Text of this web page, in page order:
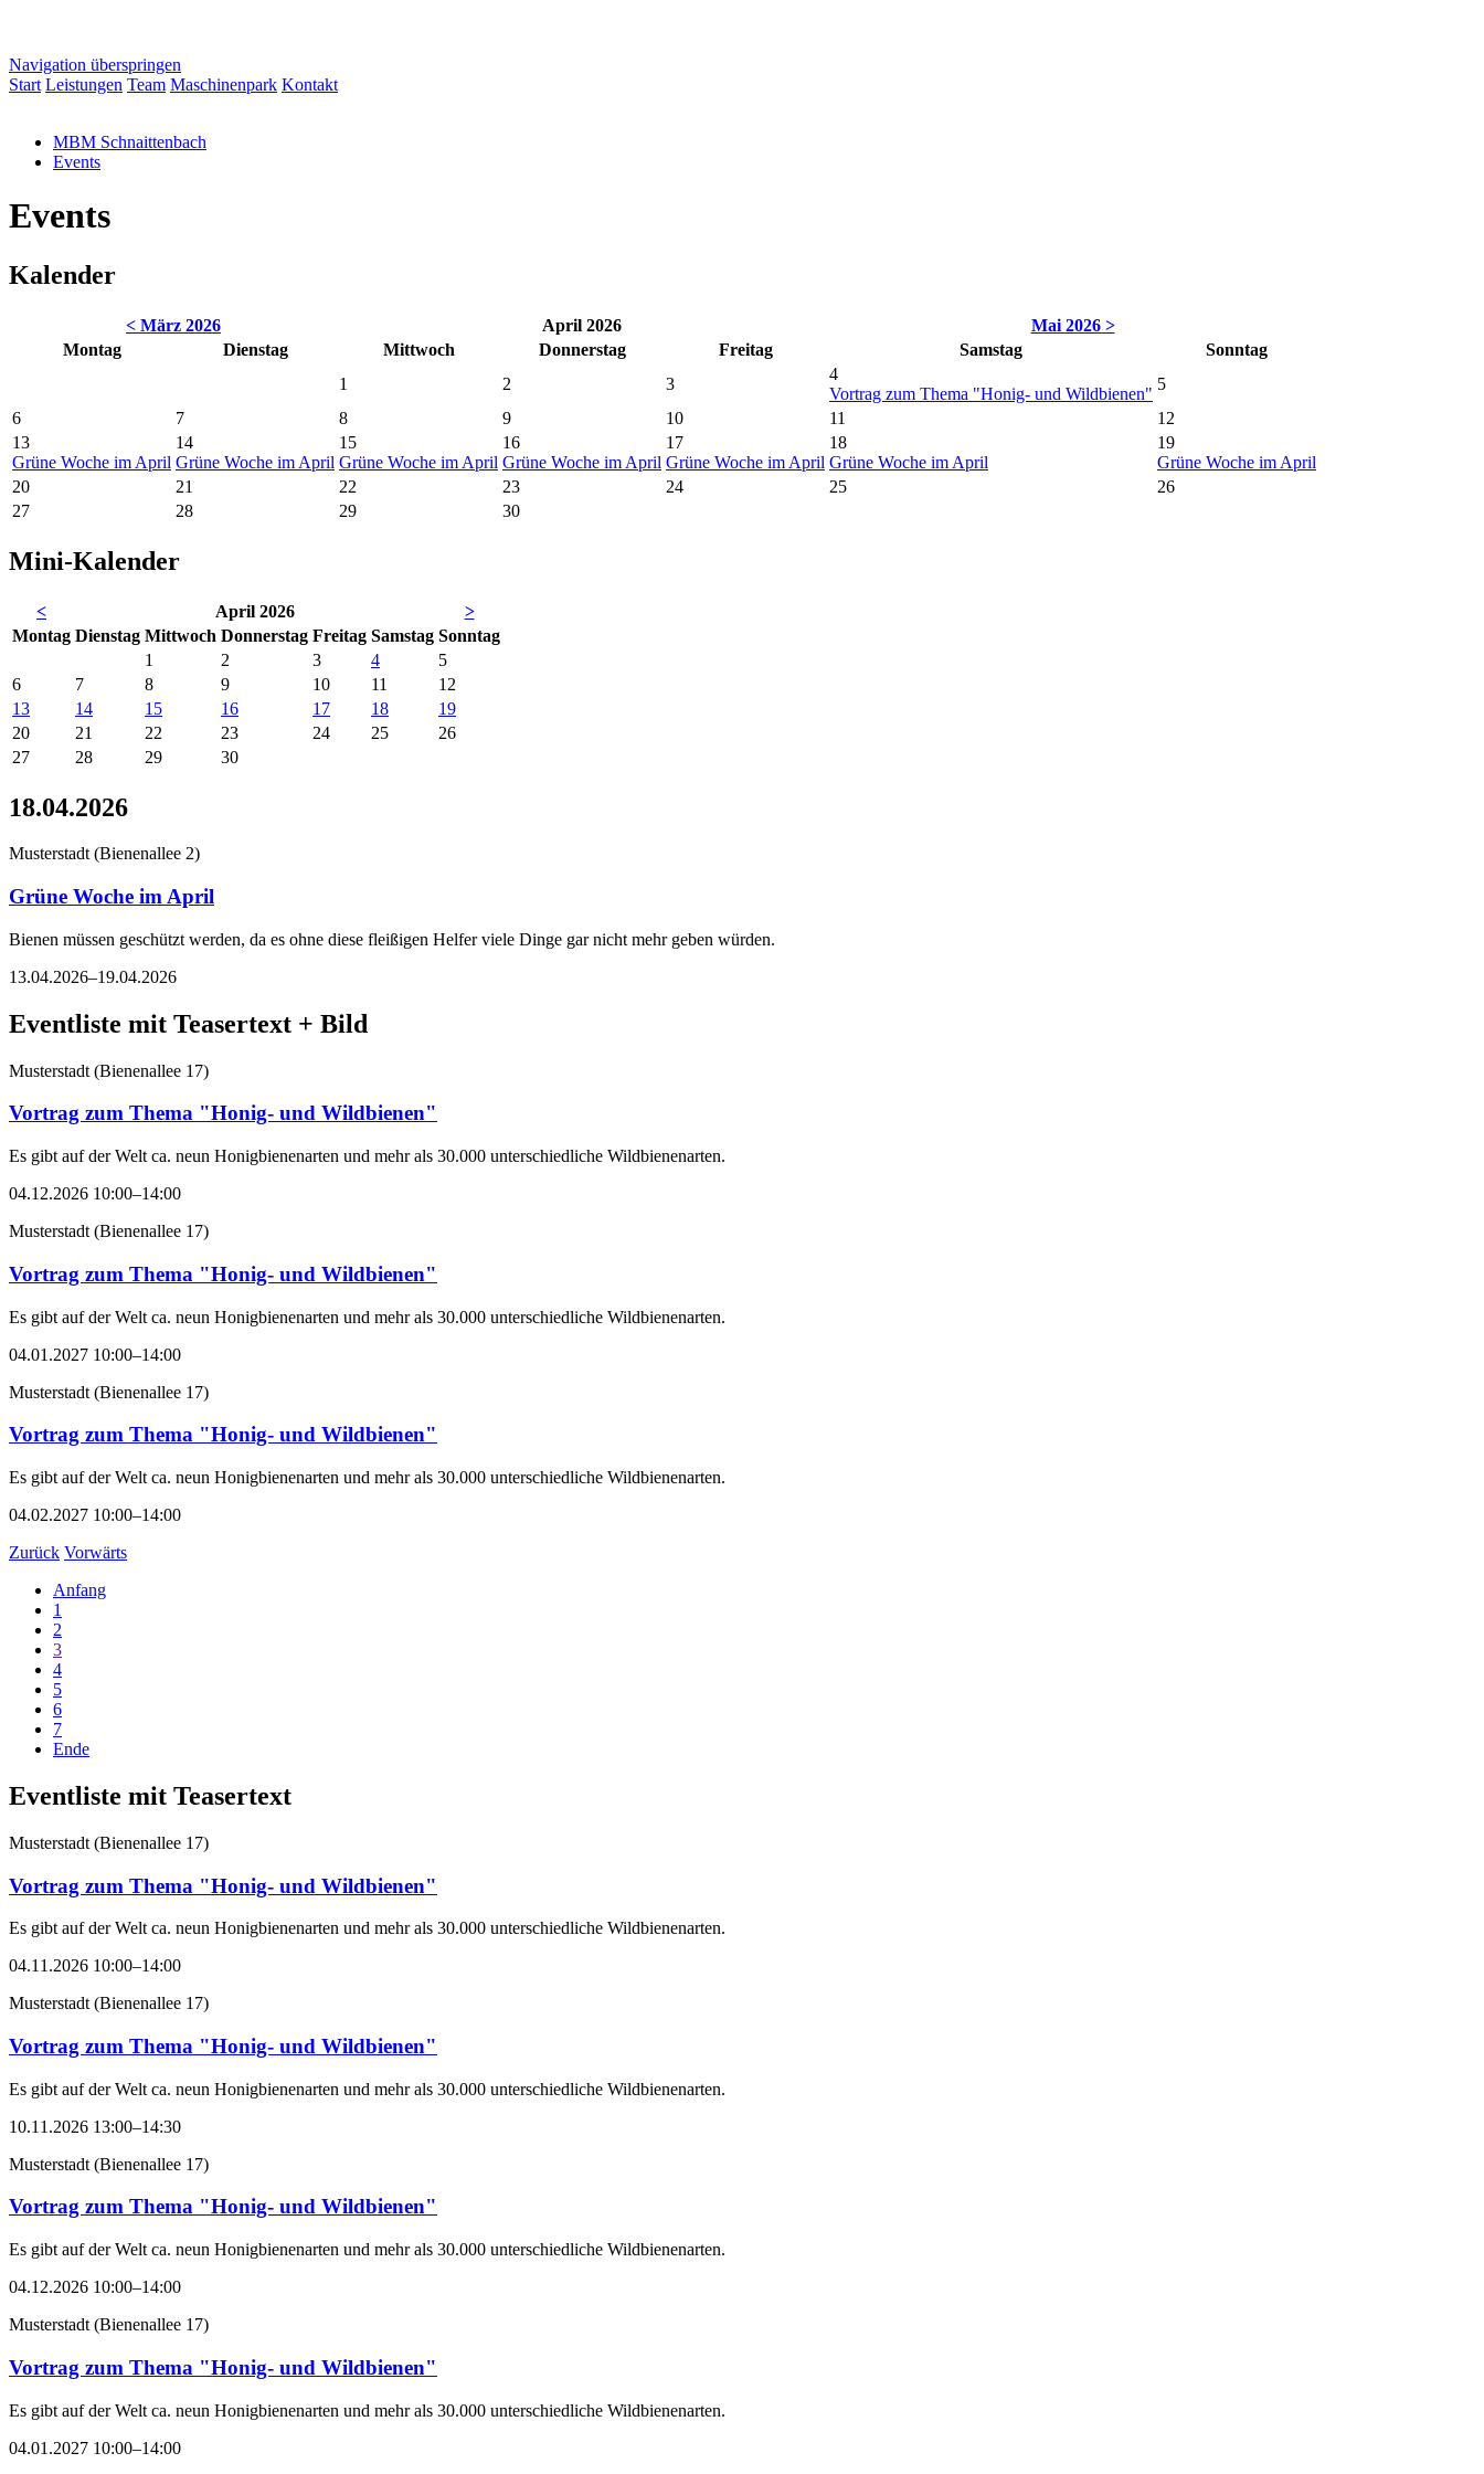
Navigation überspringen
Start Leistungen Team Maschinenpark Kontakt
MBM Schnaittenbach
Events
Events
Kalender
< März 2026 April 2026
Mai 2026 >
Montag Dienstag Mittwoch Donnerstag Freitag Samstag Sonntag
1
2 3
4
Vortrag zum Thema "Honig- und Wildbienen"
5
6
7 8 9 10 11
12
13
Grüne Woche im April
14
Grüne Woche im April
15
Grüne Woche im April
16
Grüne Woche im April
17
Grüne Woche im April
18
Grüne Woche im April
19
Grüne Woche im April
20
21 22 23 24 25
26
27
28 29 30
Mini-Kalender
< April 2026
>
Montag Dienstag Mittwoch Donnerstag Freitag Samstag Sonntag
1
2 3 4
5
6
7 8 9 10 11
12
13
14 15 16 17 18
19
20
21 22 23 24 25
26
27
28 29 30
18.04.2026
Musterstadt(Bienenallee 2)
Grüne Woche im April
Bienen müssen geschützt werden, da es ohne diese fleißigen Helfer viele Dinge gar nicht mehr geben würden.
13.04.2026–19.04.2026
Eventliste mit Teasertext + Bild
Musterstadt (Bienenallee 17)
Vortrag zum Thema "Honig- und Wildbienen"
Es gibt auf der Welt ca. neun Honigbienenarten und mehr als 30.000 unterschiedliche Wildbienenarten.
04.12.2026 10:00–14:00
Musterstadt (Bienenallee 17)
Vortrag zum Thema "Honig- und Wildbienen"
Es gibt auf der Welt ca. neun Honigbienenarten und mehr als 30.000 unterschiedliche Wildbienenarten.
04.01.2027 10:00–14:00
Musterstadt (Bienenallee 17)
Vortrag zum Thema "Honig- und Wildbienen"
Es gibt auf der Welt ca. neun Honigbienenarten und mehr als 30.000 unterschiedliche Wildbienenarten.
04.02.2027 10:00–14:00
Zurück Vorwärts
Anfang
1
2
3
4
5
6
7
Ende
Eventliste mit Teasertext
Musterstadt (Bienenallee 17)
Vortrag zum Thema "Honig- und Wildbienen"
Es gibt auf der Welt ca. neun Honigbienenarten und mehr als 30.000 unterschiedliche Wildbienenarten.
04.11.2026 10:00–14:00
Musterstadt (Bienenallee 17)
Vortrag zum Thema "Honig- und Wildbienen"
Es gibt auf der Welt ca. neun Honigbienenarten und mehr als 30.000 unterschiedliche Wildbienenarten.
10.11.2026 13:00–14:30
Musterstadt (Bienenallee 17)
Vortrag zum Thema "Honig- und Wildbienen"
Es gibt auf der Welt ca. neun Honigbienenarten und mehr als 30.000 unterschiedliche Wildbienenarten.
04.12.2026 10:00–14:00
Musterstadt (Bienenallee 17)
Vortrag zum Thema "Honig- und Wildbienen"
Es gibt auf der Welt ca. neun Honigbienenarten und mehr als 30.000 unterschiedliche Wildbienenarten.
04.01.2027 10:00–14:00